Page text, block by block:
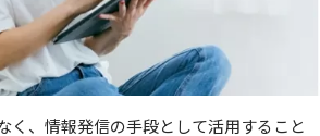
く、情報発信の手段として活用すること